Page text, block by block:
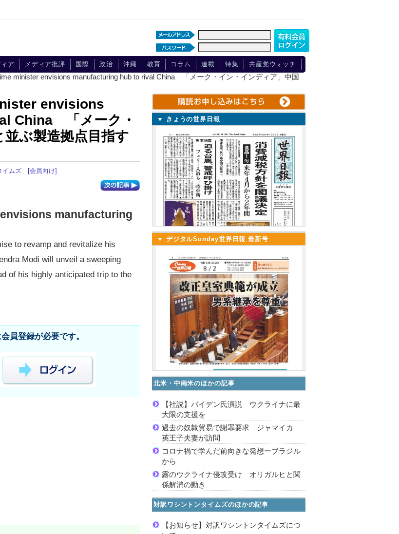
ア メディア批評 国際 政治 沖縄 教育 コラム 連載 特集 共産党ウォッチ
minister envisions manufacturing hub to rival China 「メーク・イン・インディア」中国
envisions
China 「メーク・
ぶ製造拠点目指す
イムズ [会員向け]
envisions manufacturing
to revamp and revitalize his
Modi will unveil a sweeping
of his highly anticipated trip to the
員登録が必要です。
▼ きょうの世界日報
▼ デジタルSunday世界日報 最新号
北米・中南米のほかの記事
【社説】バイデン氏演説 ウクライナに最
大限の支援を
過去の奴隷貿易で謝罪要求 ジャマイカ
英王子夫妻が訪問
コロナ禍で学んだ前向きな発想ーブラジル
から
露のウクライナ侵攻受け オリガルヒと関
係解消の動き
対訳ワシントンタイムズのほかの記事
【お知らせ】対訳ワシントンタイムズにつ